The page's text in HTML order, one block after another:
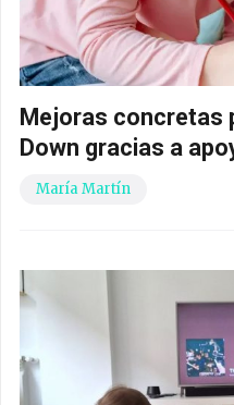
Mejoras concretas
Down gracias a
María Martín